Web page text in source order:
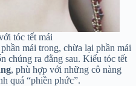
tóc tết mái
mái trong, chừa lại phần mái
chúng ra đằng sau. Kiểu tóc tết
, phù hợp với những cô nàng
quá “phiền phức”.